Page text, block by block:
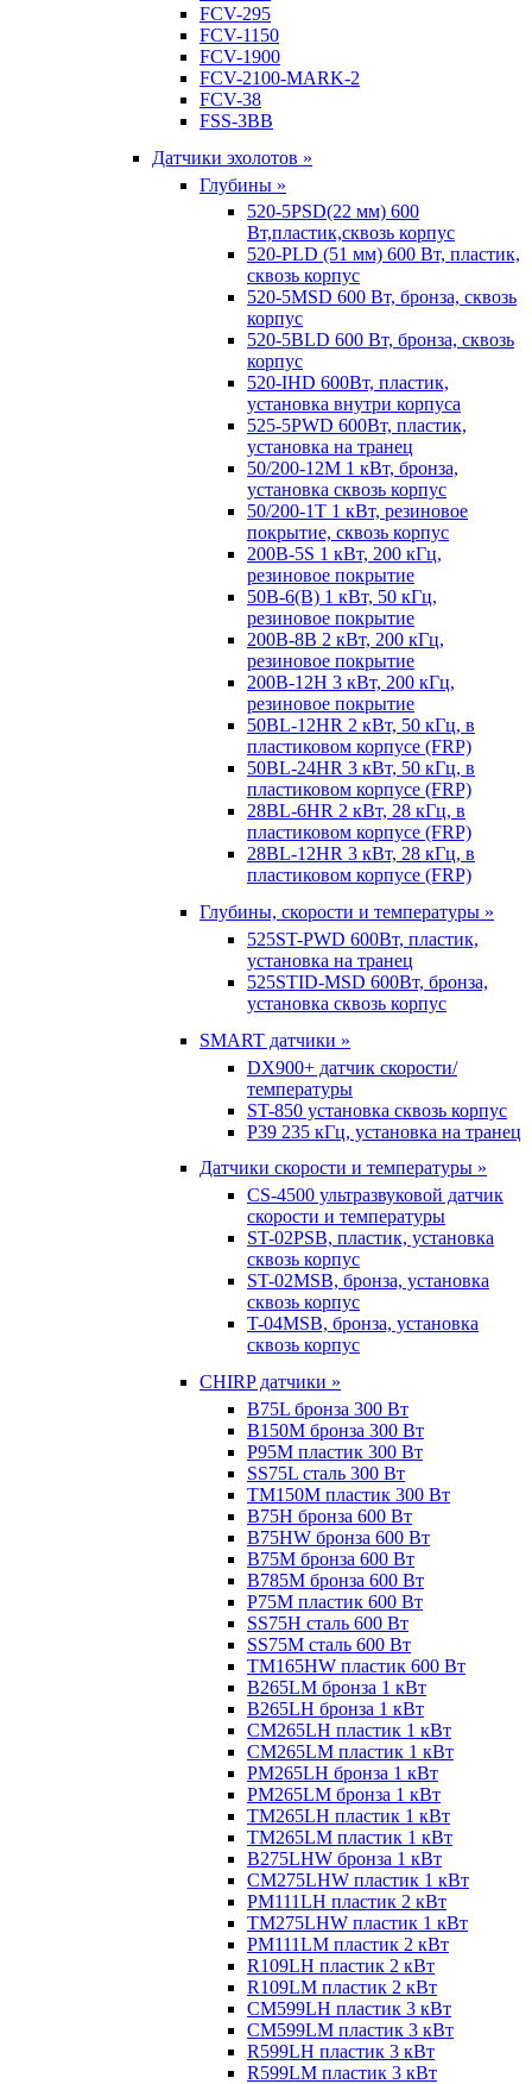
FCV-295
FCV-1150
FCV-1900
FCV-2100-MARK-2
FCV-38
FSS-3BB
Датчики эхолотов »
Глубины »
520-5PSD(22 мм) 600
Вт,пластик,сквозь корпус
520-PLD (51 мм) 600 Вт, пластик,
сквозь корпус
520-5MSD 600 Вт, бронза, сквозь
корпус
520-5BLD 600 Вт, бронза, сквозь
корпус
520-IHD 600Вт, пластик,
установка внутри корпуса
525-5PWD 600Вт, пластик,
установка на транец
50/200-12M 1 кВт, бронза,
установка сквозь корпус
50/200-1T 1 кВт, резиновое
покрытие, сквозь корпус
200B-5S 1 кВт, 200 кГц,
резиновое покрытие
50B-6(B) 1 кВт, 50 кГц,
резиновое покрытие
200B-8B 2 кВт, 200 кГц,
резиновое покрытие
200B-12H 3 кВт, 200 кГц,
резиновое покрытие
50BL-12HR 2 кВт, 50 кГц, в
пластиковом корпусе (FRP)
50BL-24HR 3 кВт, 50 кГц, в
пластиковом корпусе (FRP)
28BL-6HR 2 кВт, 28 кГц, в
пластиковом корпусе (FRP)
28BL-12HR 3 кВт, 28 кГц, в
пластиковом корпусе (FRP)
Глубины, скорости и температуры »
525ST-PWD 600Вт, пластик,
установка на транец
525STID-MSD 600Вт, бронза,
установка сквозь корпус
SMART датчики »
DX900+ датчик скорости/
температуры
ST-850 установка сквозь корпус
P39 235 кГц, установка на транец
Датчики скорости и температуры »
CS-4500 ультразвуковой датчик
скорости и температуры
ST-02PSB, пластик, установка
сквозь корпус
ST-02MSB, бронза, установка
сквозь корпус
T-04MSB, бронза, установка
сквозь корпус
CHIRP датчики »
B75L бронза 300 Вт
B150M бронза 300 Вт
P95M пластик 300 Вт
SS75L сталь 300 Вт
TM150M пластик 300 Вт
B75H бронза 600 Вт
B75HW бронза 600 Вт
B75M бронза 600 Вт
B785M бронза 600 Вт
P75M пластик 600 Вт
SS75H сталь 600 Вт
SS75M сталь 600 Вт
TM165HW пластик 600 Вт
B265LM бронза 1 кВт
B265LH бронза 1 кВт
CM265LH пластик 1 кВт
CM265LM пластик 1 кВт
PM265LH бронза 1 кВт
PM265LM бронза 1 кВт
TM265LH пластик 1 кВт
TM265LM пластик 1 кВт
B275LHW бронза 1 кВт
CM275LHW пластик 1 кВт
PM111LH пластик 2 кВт
TM275LHW пластик 1 кВт
PM111LM пластик 2 кВт
R109LH пластик 2 кВт
R109LM пластик 2 кВт
CM599LH пластик 3 кВт
CM599LM пластик 3 кВт
R599LH пластик 3 кВт
R599LM пластик 3 кВт